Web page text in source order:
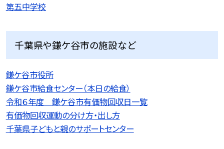
第五中学校
千葉県や鎌ケ谷市の施設など
鎌ケ谷市役所
鎌ケ谷市給食センター（本日の給食）
令和６年度 鎌ケ谷市有価物回収日一覧
有価物回収運動の分け方・出し方
千葉県子どもと親のサポートセンター